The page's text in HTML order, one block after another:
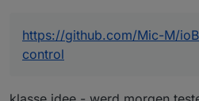
M/
https://github.com/Mic-M/
control